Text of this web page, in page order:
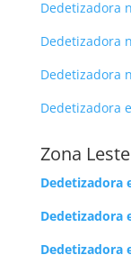
Dedetizadora
Dedetizadora
Dedetizadora
Dedetizadora
Zona Leste
Dedetizadora
Dedetizadora
Dedetizadora